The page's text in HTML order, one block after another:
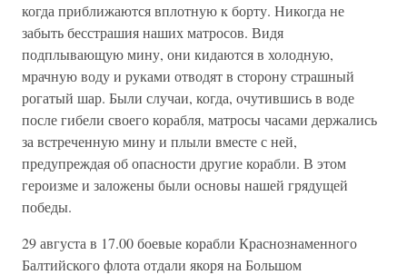
когда приближаются вплотную к борту. Никогда не
забыть бесстрашия наших матросов. Видя
подплывающую мину, они кидаются в холодную,
мрачную воду и руками отводят в сторону страшный
рогатый шар. Были случаи, когда, очутившись в воде
после гибели своего корабля, матросы часами держались
за встреченную мину и плыли вместе с ней,
предупреждая об опасности другие корабли. В этом
героизме и заложены были основы нашей грядущей
победы.
29 августа в 17.00 боевые корабли Краснознаменного
Балтийского флота отдали якоря на Большом